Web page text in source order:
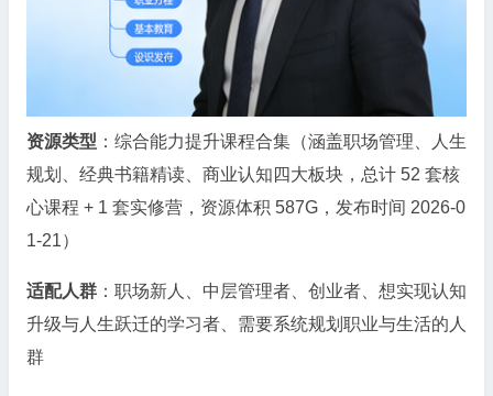
资源类型 ：综合能力提升课程合集（涵盖职场管理、人生
规划、经典书籍精读、商业认知四大板块，总计 52 套核
心课程 + 1 套实修营，资源体积 587G，发布时间 2026-0
1-21）
适配人群 ：职场新人、中层管理者、创业者、想实现认知
升级与人生跃迁的学习者、需要系统规划职业与生活的人
群